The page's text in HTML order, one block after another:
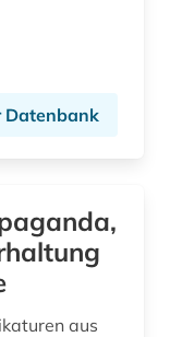
Datenbank
aus